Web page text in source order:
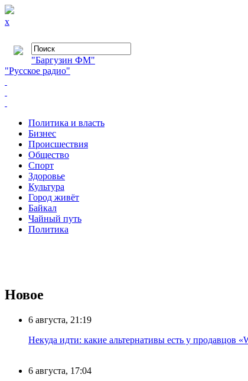
x
"Баргузин ФМ"
"Русское радио"
Политика и власть
Бизнес
Происшествия
Общество
Cпорт
Здоровье
Культура
Город живёт
Байкал
Чайный путь
Политика
Новое
6 августа, 21:19
Некуда идти: какие альтернативы есть у продавцов
6 августа, 17:04